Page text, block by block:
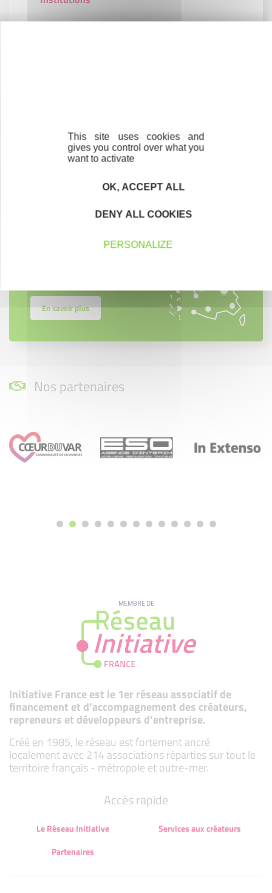
Banques
Contactez-nous !
En savoir plus
Nos partenaires
MEMBRE DE
Initiative France est le 1er réseau associatif de
financement et d’accompagnement des créateurs,
repreneurs et développeurs d’entreprise.
Créé en 1985, le réseau est fortement ancré
localement avec 214 associations réparties sur tout le
territoire français - métropole et outre-mer.
Accès rapide
Le Réseau Initiative
Services aux créateurs
Partenaires
This site uses cookies and
gives you control over what you
want to activate
OK, ACCEPT ALL
DENY ALL COOKIES
PERSONALIZE